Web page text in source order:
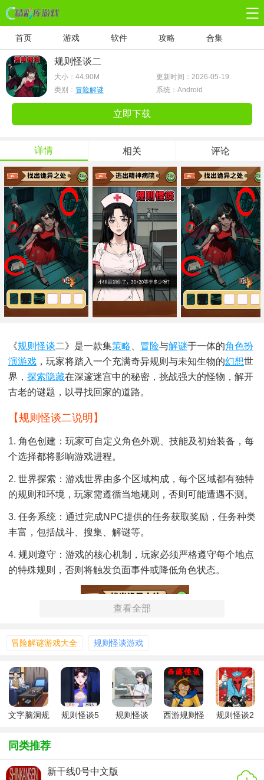
首页 游戏 软件 攻略 合集
规则怪谈二
大小： 44.90M
更新时间：2026-05-19
类别： 冒险解谜 系统：Android
立即下载
详情 相关 评论
《规则怪谈二》是一款集策略 冒险与解谜于一体的角色扮
演游戏 ，玩家将踏入一个充满奇异规则与未知生物的幻想世
界， 探索隐藏在深邃迷宫中的秘密，挑战强大的怪物，解开
古老的谜题，以寻找回家的道路。
【规则怪谈二说明】
1. 角色创建：玩家可自定义角色外观、技能及初始装备，每
个选择都将影响游戏进程。
2. 世界探索：游戏世界由多个区域构成，每个区域都有独特
的规则和环境，玩家需遵循当地规则，否则可能遭遇不测。
3. 任务系统：通过完成NPC提供的任务获取奖励，任务种类
丰富，包括战斗、搜集、解谜等。
4. 规则遵守：游戏的核心机制，玩家必须严格遵守每个地点
的特殊规则，否则将触发负面事件或降低角色状态。
查看全部
冒险解谜游戏大全 规则怪谈游戏
文字脑洞规
规则怪谈5
规则怪谈
西游规则怪
规则怪谈2
同类推荐
新干线0号中文版